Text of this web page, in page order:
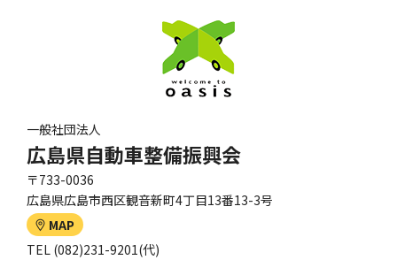
一般社団法人
広島県自動車整備振興会
〒733-0036
広島県広島市西区観音新町4丁目13番13-3号
MAP
TEL (082)231-9201(代)